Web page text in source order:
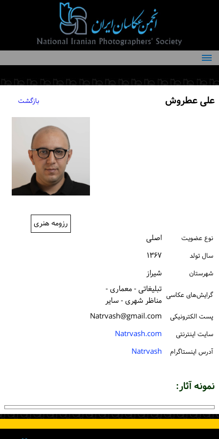
درباره انجمن
کمیته‌های انجمن
علی عطروش بازگشت
رزومه هنری
نوع عضویت اصلی
سال تولد ۱۳۶۷
شهرستان شیراز
گرایش‌های عکاسی تبلیغاتی - معماری -
مناظر شهری - سایر
پست الكترونیكی Natrvash@gmail.com
سایت اینترنتی Natrvash.com
آدرس اینستاگرام Natrvash
نمونه آثار: